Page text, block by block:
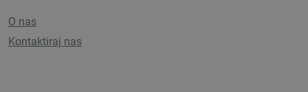
O nas
Kontaktiraj nas